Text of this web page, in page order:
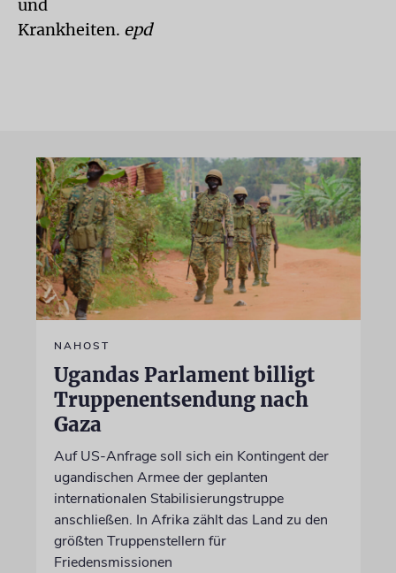
und
Krankheiten. epd
NAHOST
Ugandas Parlament billigt
Truppenentsendung nach
Gaza
Auf US-Anfrage soll sich ein Kontingent der
ugandischen Armee der geplanten
internationalen Stabilisierungstruppe
anschließen. In Afrika zählt das Land zu den
größten Truppenstellern für
Friedensmissionen